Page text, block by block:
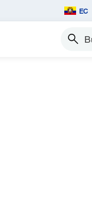
EC
Buscar